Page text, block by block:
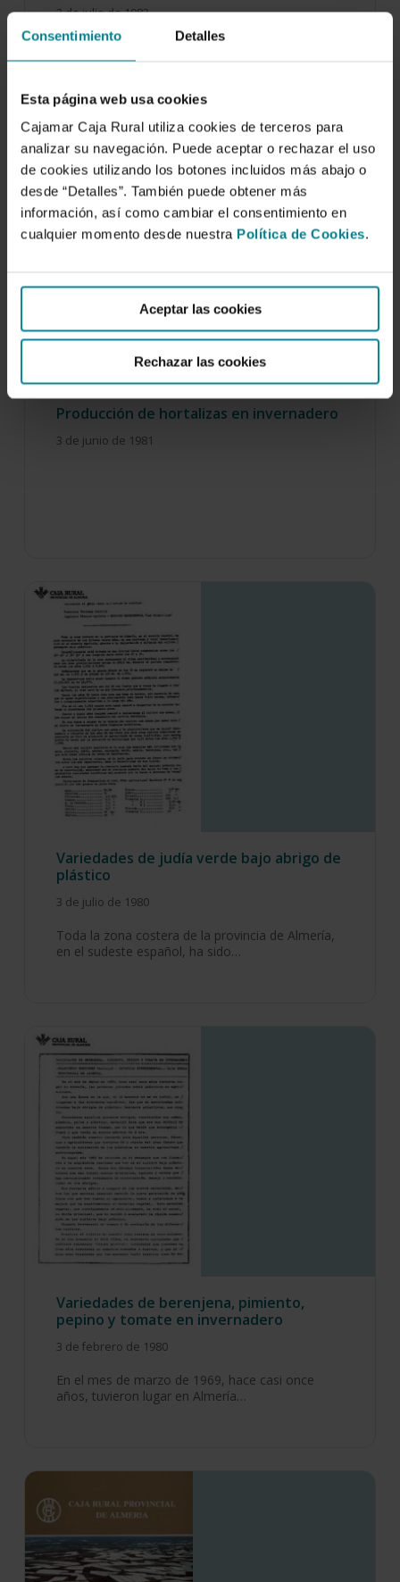
Consentimiento Detalles
Esta página web usa cookies
Cajamar Caja Rural utiliza cookies de terceros para
analizar su navegación. Puede aceptar o rechazar el uso
de cookies utilizando los botones incluidos más abajo o
desde “Detalles”. También puede obtener más
información, así como cambiar el consentimiento en
cualquier momento desde nuestra Política de Cookies.
Aceptar las cookies
Rechazar las cookies
3 de julio de 1983
El cultivo del pepino en Almería ha ido
aumentando en los últimos años, debido a…
Producción de hortalizas en invernadero
3 de junio de 1981
Variedades de judía verde bajo abrigo de
plástico
3 de julio de 1980
Toda la zona costera de la provincia de Almería,
en el sudeste español, ha sido…
Variedades de berenjena, pimiento,
pepino y tomate en invernadero
3 de febrero de 1980
En el mes de marzo de 1969, hace casi once
años, tuvieron lugar en Almería…